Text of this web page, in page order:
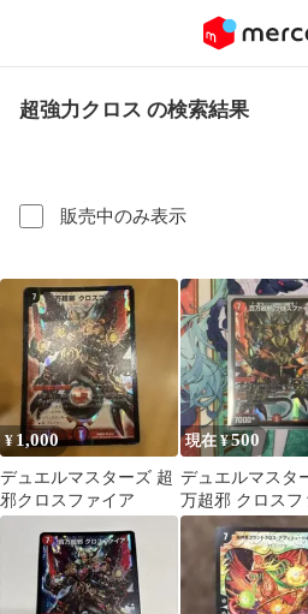
超強力クロス の検索結果
販売中のみ表示
¥ 1,000
デュエルマスターズ 超
邪クロスファイア
現在 ¥500
デュエルマスタ
万超邪 クロスフ
プロモ